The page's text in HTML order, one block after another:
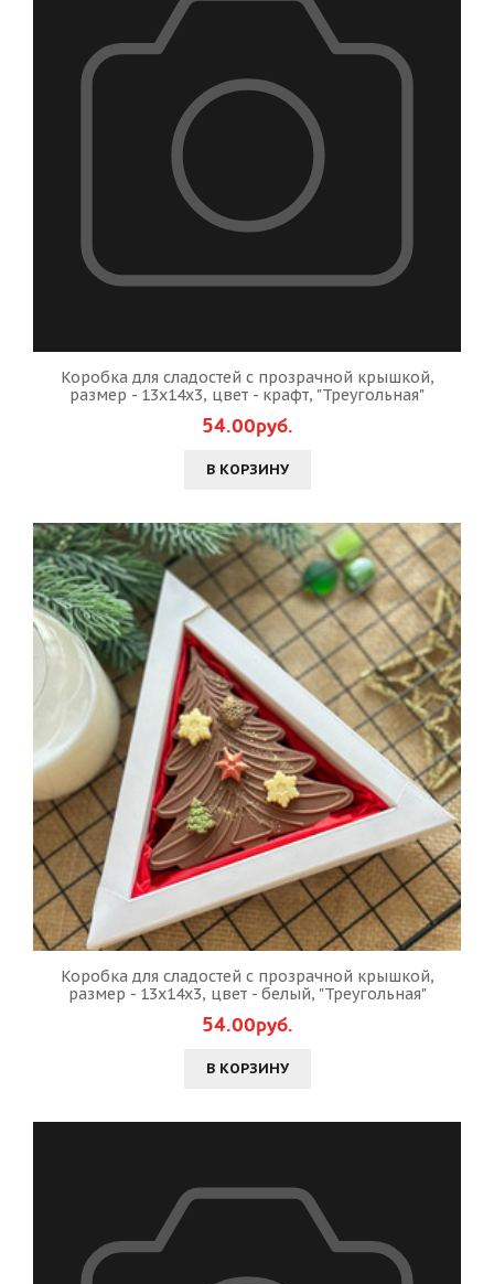
Коробка для сладостей с прозрачной крышкой,
размер - 13х14х3, цвет - крафт, "Треугольная"
54.00руб.
В КОРЗИНУ
Коробка для сладостей с прозрачной крышкой,
размер - 13х14х3, цвет - белый, "Треугольная"
54.00руб.
В КОРЗИНУ